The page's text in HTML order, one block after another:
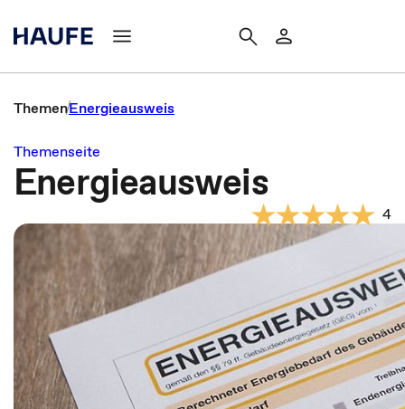
ThemenEnergieausweis
Themenseite
Energieausweis
4